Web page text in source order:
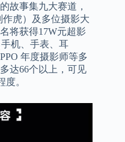
故事集九大赛道，
作虎）及多位摄影大
将获得17W元超影
机、手表、耳
年度摄影师等多
达66个以上，可见
度。